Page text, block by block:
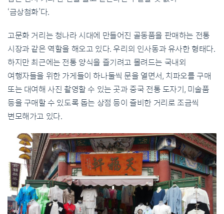
‘금상첨화’다.
고문화 거리는 청나라 시대에 만들어진 골동품을 판매하는 전통
시장과 같은 역할을 해오고 있다. 우리의 인사동과 유사한 형태다.
하지만 최근에는 전통 양식을 즐기려고 몰려드는 국내외
여행자들을 위한 가게들이 하나둘씩 문을 열면서, 치파오를 구매
또는 대여해 사진 촬영할 수 있는 곳과 중국 전통 도자기, 미술품
등을 구매할 수 있도록 돕는 상점 등이 즐비한 거리로 조금씩
변모해가고 있다.